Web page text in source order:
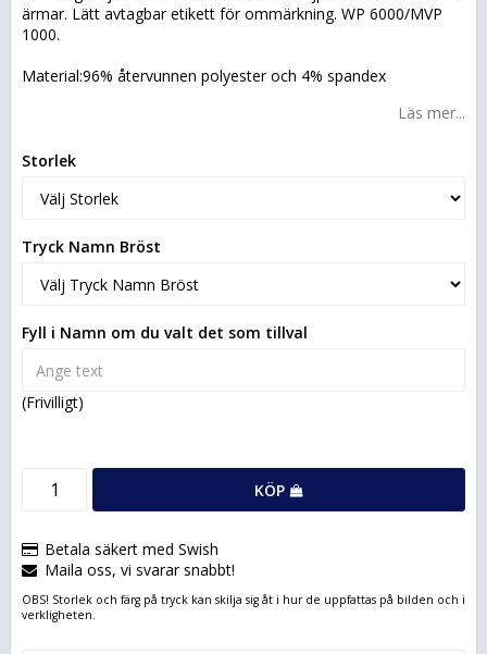
ärmar. Lätt avtagbar etikett för ommärkning. WP 6000/MVP
1000.
Material:96% återvunnen polyester och 4% spandex
Läs mer...
Storlek
Tryck Namn Bröst
Fyll i Namn om du valt det som tillval
(Frivilligt)
KÖP
Betala säkert med Swish
Maila oss, vi svarar snabbt!
OBS! Storlek och färg på tryck kan skilja sig åt i hur de uppfattas på bilden och i
verkligheten.